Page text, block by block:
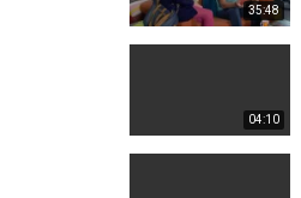
35:48
04:10